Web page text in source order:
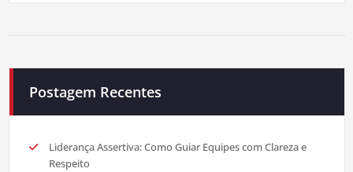
Postagem Recentes
Liderança Assertiva: Como Guiar Equipes com Clareza e
Respeito